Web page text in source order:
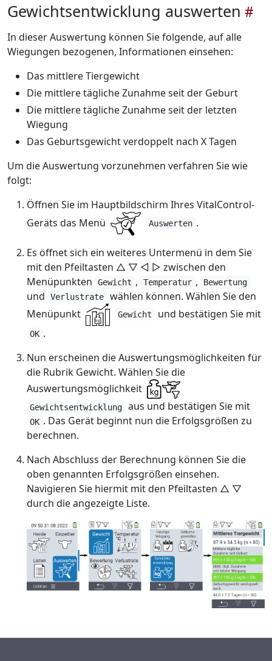
Gewichtsentwicklung auswerten
In dieser Auswertung können Sie folgende, auf alle
Wiegungen bezogenen, Informationen einsehen:
Das mittlere Tiergewicht
Die mittlere tägliche Zunahme seit der Geburt
Die mittlere tägliche Zunahme seit der letzten
Wiegung
Das Geburtsgewicht verdoppelt nach X Tagen
Um die Auswertung vorzunehmen verfahren Sie wie
folgt:
Öffnen Sie im Hauptbildschirm Ihres VitalControl-
Geräts das Menü
Auswerten .
Es öffnet sich ein weiteres Untermenü in dem Sie
mit den Pfeiltasten △ ▽ ◁ ▷ zwischen den
Menüpunkten
Gewicht , Temperatur , Bewertung
und Verlustrate
wählen können. Wählen Sie den
Menüpunkt
Gewicht und bestätigen Sie mit
OK .
Nun erscheinen die Auswertungsmöglichkeiten für
die Rubrik Gewicht. Wählen Sie die
Auswertungsmöglichkeit
Gewichtsentwicklung aus und bestätigen Sie mit
OK . Das Gerät beginnt nun die Erfolgsgrößen zu
berechnen.
Nach Abschluss der Berechnung können Sie die
oben genannten Erfolgsgrößen einsehen.
Navigieren Sie hiermit mit den Pfeiltasten △ ▽
durch die angezeigte Liste.